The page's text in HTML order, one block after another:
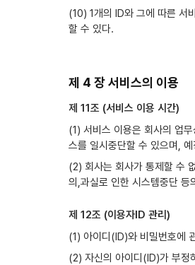
(10) 1개의 ID와 그에 따른 서
할 수 있다.
제 4 장 서비스의 이용
제 11조 (서비스 이용 시간)
(1) 서비스 이용은 회사의 업
스를 일시중단할 수 있으며,
(2) 회사는 회사가 통제할 수
의,과실로 인한 시스템중단 등
제 12조 (이용자ID 관리)
(1) 아이디(ID)와 비밀번호에
(2) 자신의 아이디(ID)가 부정